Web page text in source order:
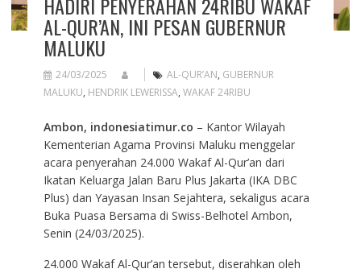
AL-QUR’AN, INI PESAN GUBERNUR
MALUKU
24/03/2025 AL-QUR’AN, GUBERNUR
MALUKU, HENDRIK LEWERISSA, WAKAF 24RIBU
Ambon, indonesiatimur.co – Kantor Wilayah
Kementerian Agama Provinsi Maluku menggelar
acara penyerahan 24.000 Wakaf Al-Qur’an dari
Ikatan Keluarga Jalan Baru Plus Jakarta (IKA DBC
Plus) dan Yayasan Insan Sejahtera, sekaligus acara
Buka Puasa Bersama di Swiss-Belhotel Ambon,
Senin (24/03/2025).
24.000 Wakaf Al-Qur’an tersebut, diserahkan oleh